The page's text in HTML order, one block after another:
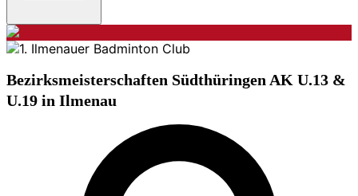
Bezirksmeisterschaften Südthüringen AK U.13 &
U.19 in Ilmenau